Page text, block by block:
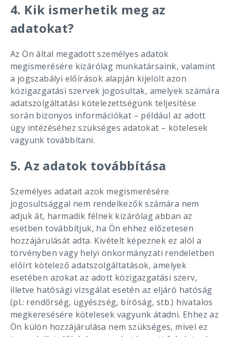
4. Kik ismerhetik meg az
adatokat?
Az Ön által megadott személyes adatok
megismerésére kizárólag munkatársaink, valamint
a jogszabályi előírások alapján kijelölt azon
közigazgatási szervek jogosultak, amelyek számára
adatszolgáltatási kötelezettségünk teljesítése
során bizonyos információkat – például az adott
ügy intézéséhez szükséges adatokat – kötelesek
vagyunk továbbítani.
5. Az adatok továbbítása
Személyes adatait azok megismerésére
jogosultsággal nem rendelkezők számára nem
adjuk át, harmadik félnek kizárólag abban az
esetben továbbítjuk, ha Ön ehhez előzetesen
hozzájárulását adta. Kivételt képeznek ez alól a
törvényben vagy helyi önkormányzati rendeletben
előírt kötelező adatszolgáltatások, amelyek
esetében azokat az adott közigazgatási szerv,
illetve hatósági vizsgálat esetén az eljáró hatóság
(pl.: rendőrség, ügyészség, bíróság, stb.) hivatalos
megkeresésére kötelesek vagyunk átadni. Ehhez az
Ön külön hozzájárulása nem szükséges, mivel ez